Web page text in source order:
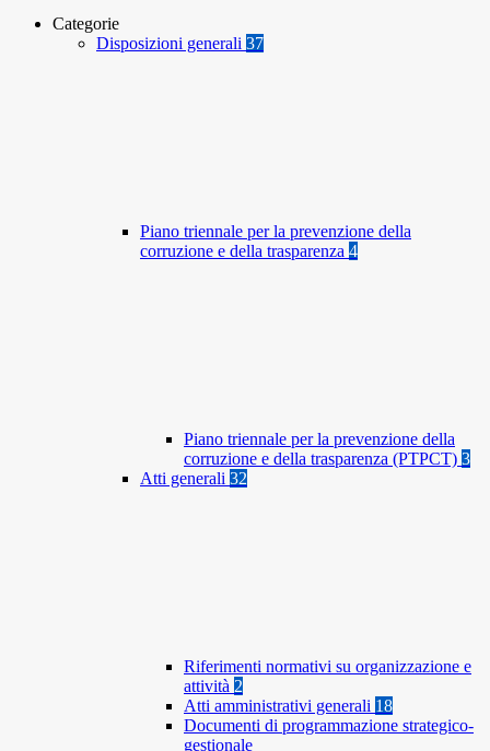
Categorie
Disposizioni generali 37
Piano triennale per la prevenzione della
corruzione e della trasparenza 4
Piano triennale per la prevenzione della
corruzione e della trasparenza (PTPCT) 3
Atti generali 32
Riferimenti normativi su organizzazione e
attività 2
Atti amministrativi generali 18
Documenti di programmazione strategico-
gestionale